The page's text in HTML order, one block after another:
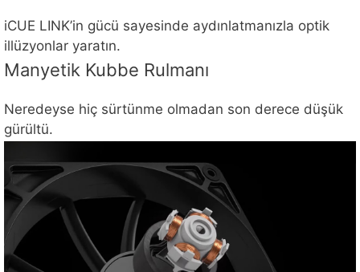
iCUE LINK’in gücü sayesinde aydınlatmanızla optik
illüzyonlar yaratın.
Manyetik Kubbe Rulmanı
Neredeyse hiç sürtünme olmadan son derece düşük
gürültü.